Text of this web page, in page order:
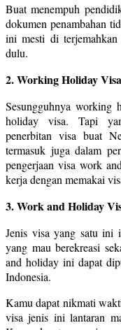
Buat menempuh
dokumen penambahan
ini mesti di terjemahkan
dulu.
2. Working Holiday Visa
Sesungguhnya working
holiday visa. Tapi
penerbitan visa buat
termasuk juga dalam
pengerjaan visa work
kerja dengan memakai
3. Work and Holiday
Jenis visa yang satu ini
yang mau berekreasi
and holiday ini dapat
Indonesia.
Kamu dapat nikmati
visa jenis ini lantaran